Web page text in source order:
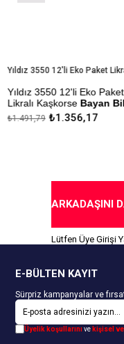
Yıldız 3550
Yıldız 3550 12'li Eko Paket
Likralı KaşkorseBayan
Külot
₺1.356,17
₺1.491,79
ARKADAŞINI
Lütfen Üye Girişi
E-BÜLTEN KAYIT
Sürpriz kampanyalar ve
Üyelik koşullarınıve kişisel